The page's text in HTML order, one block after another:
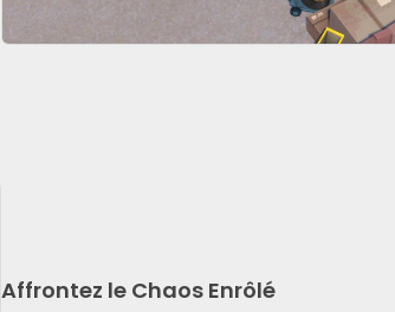
Affrontez le Chaos Enrôlé